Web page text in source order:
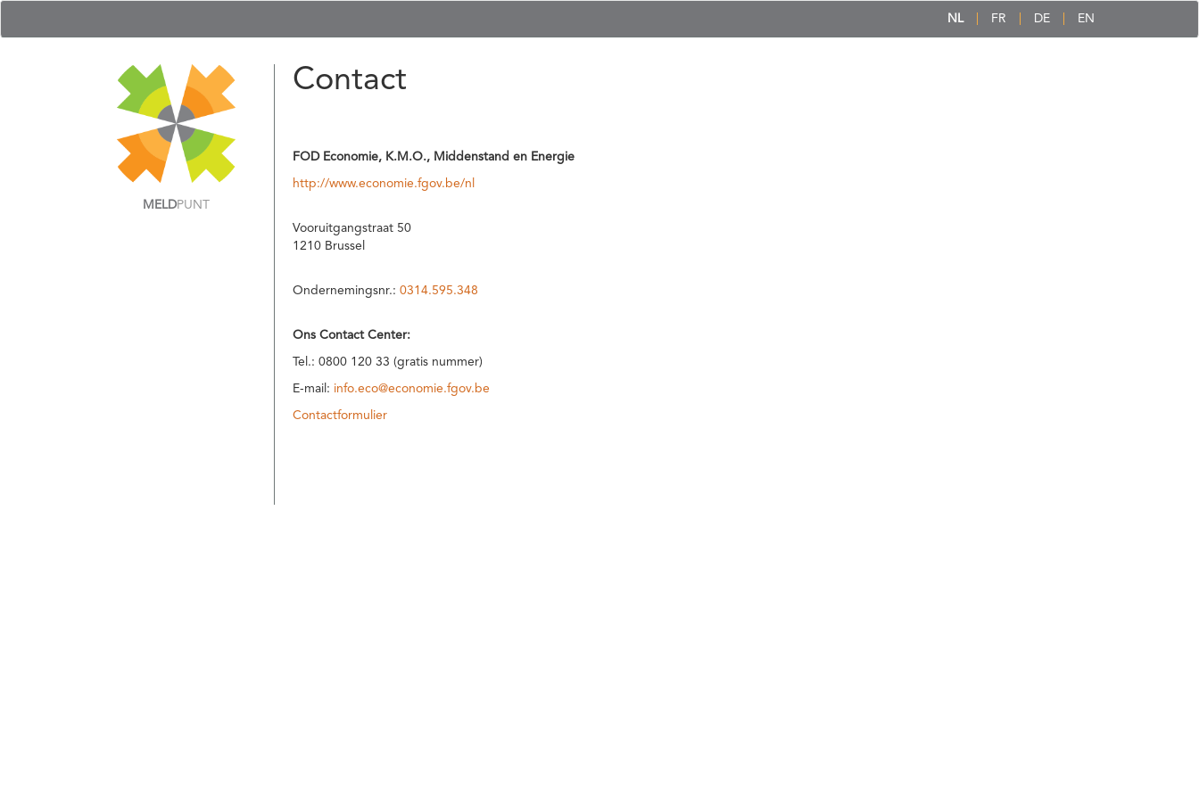
NL FR DE EN
MELDPUNT
Contact
FOD Economie, K.M.O., Middenstand en Energie
http://www.economie.fgov.be/nl
Vooruitgangstraat 50
1210 Brussel
Ondernemingsnr.: 0314.595.348
Ons Contact Center:
Tel.: 0800 120 33 (gratis nummer)
E-mail: info.eco@economie.fgov.be
Contactformulier